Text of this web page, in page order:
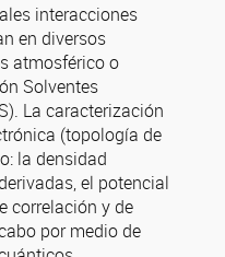
interacciones
en diversos
atmosférico o
Solventes
La caracterización
(topología de
la densidad
el potencial
correlación y de
por medio de